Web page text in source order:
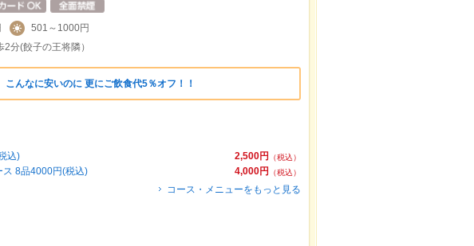
501～1000円
分(餃子の王将隣）
こんなに安いのに 更にご飲食代5％オフ！！
2,500円
（税込）
込)
4,000円
（税込）
ス 8品4000円(税込)
コース・メニューをもっと見る